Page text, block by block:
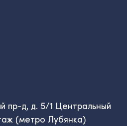
пр-д, д. 5/1 Центральный
(метро Лубянка)